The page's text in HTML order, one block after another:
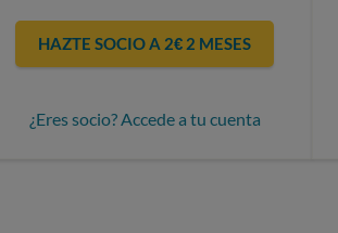
HAZTE SOCIO A 2€ 2 MESES
¿Eres socio? Accede a tu cuenta